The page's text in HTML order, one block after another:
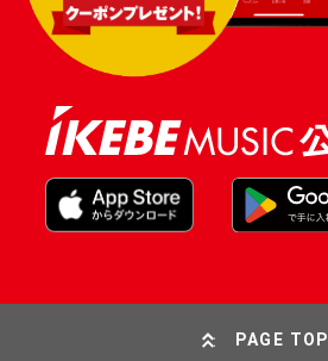
PAGE TOP